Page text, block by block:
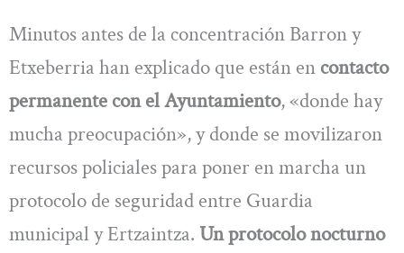
Minutos antes de la concentración Barron y
Etxeberria han explicado que están en contacto
permanente con el Ayuntamiento, «donde hay
mucha preocupación», y donde se movilizaron
recursos policiales para poner en marcha un
protocolo de seguridad entre Guardia
municipal y Ertzaintza. Un protocolo nocturno